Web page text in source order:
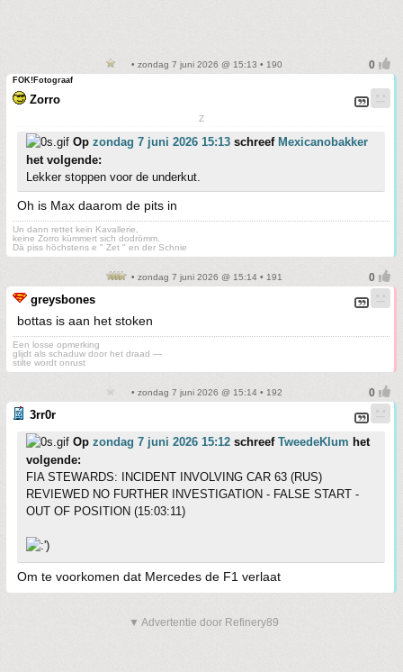
• zondag 7 juni 2026 @ 15:13 • 190
FOK!Fotograaf
Zorro
Z
Op zondag 7 juni 2026 15:13 schreef Mexicanobakker
het volgende:
Lekker stoppen voor de underkut.
Oh is Max daarom de pits in
Un dann rettet kein Kavallerie,
keine Zorro kümmert sich dodrömm.
Dä piss höchstens e " Zet " en der Schnie
• zondag 7 juni 2026 @ 15:14 • 191
greysbones
bottas is aan het stoken
Een losse opmerking
glijdt als schaduw door het draad —
stilte wordt onrust
• zondag 7 juni 2026 @ 15:14 • 192
3rr0r
Op zondag 7 juni 2026 15:12 schreef TweedeKlum het
volgende:
FIA STEWARDS: INCIDENT INVOLVING CAR 63 (RUS)
REVIEWED NO FURTHER INVESTIGATION - FALSE START -
OUT OF POSITION (15:03:11)
Om te voorkomen dat Mercedes de F1 verlaat
▼ Advertentie door Refinery89